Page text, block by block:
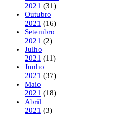
2021 (31)
Outubro
2021 (16)
Setembro
2021 (2)
Julho
2021 (11)
Junho
2021 (37)
Maio
2021 (18)
Abril
2021 (3)